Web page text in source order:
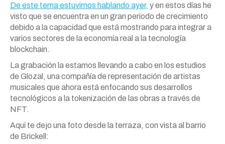
De este tema estuvimos hablando ayer, y en estos días he
visto que se encuentra en un gran periodo de crecimiento
debido a la capacidad que está mostrando para integrar a
varios sectores de la economía real a la tecnología
blockchain.
La grabación la estamos llevando a cabo en los estudios
de Glozal, una compañía de representación de artistas
musicales que ahora está enfocando sus desarrollos
tecnológicos a la tokenización de las obras a través de
NFT.
Aquí te dejo una foto desde la terraza, con vista al barrio
de Brickell: